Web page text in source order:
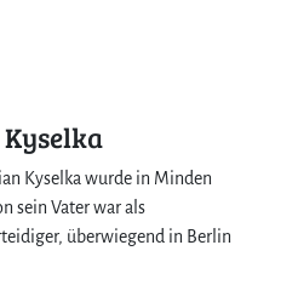
Kyselka wurde in Minden
sein Vater war als
überwiegend in Berlin